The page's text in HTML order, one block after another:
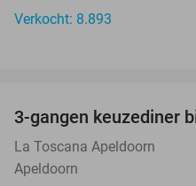
Verkocht: 8.893
3-gangen keuzediner
La Toscana Apeldoorn
Apeldoorn